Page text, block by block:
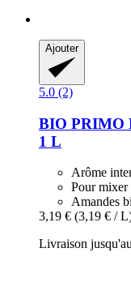
Ajouter
5.0 (2)
BIO PRIMO
1 L
Arôme
Pour mixer
Amandes
3,19 € (3,19 € /
Livraison